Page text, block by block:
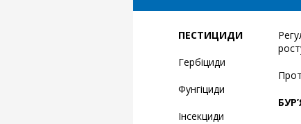
ПЕСТИЦИДИ
Гербіциди
Фунгіциди
Інсекциди